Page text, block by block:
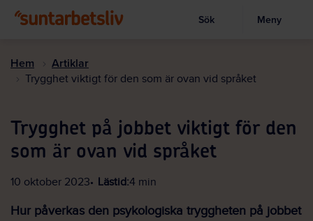
huvudinnehållet
Visa sökruta
Sök Meny
Hem Artiklar
Trygghet viktigt för den som är ovan vid språket
Trygghet på jobbet viktigt för den
som är ovan vid språket
10 oktober 2023 Lästid:4 min
Hur påverkas den psykologiska tryggheten på jobbet